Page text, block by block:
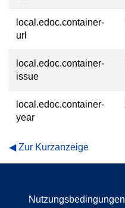
local.edoc.container-
url
local.edoc.container-
issue
local.edoc.container-
year
Zur Kurzanzeige
Nutzungsbedingungen